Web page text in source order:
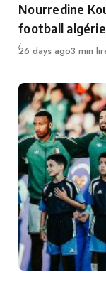
Nourredine
football
Publié
26 days ago3 min